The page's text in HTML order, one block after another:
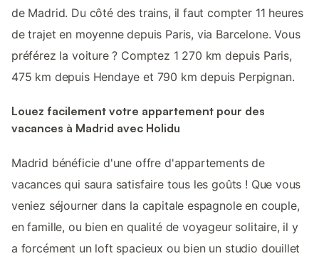
de Madrid. Du côté des trains, il faut compter 11 heures
de trajet en moyenne depuis Paris, via Barcelone. Vous
préférez la voiture ? Comptez 1 270 km depuis Paris,
475 km depuis Hendaye et 790 km depuis Perpignan.
Louez facilement votre appartement pour des
vacances à Madrid avec Holidu
Madrid bénéficie d'une offre d'appartements de
vacances qui saura satisfaire tous les goûts ! Que vous
veniez séjourner dans la capitale espagnole en couple,
en famille, ou bien en qualité de voyageur solitaire, il y
a forcément un loft spacieux ou bien un studio douillet